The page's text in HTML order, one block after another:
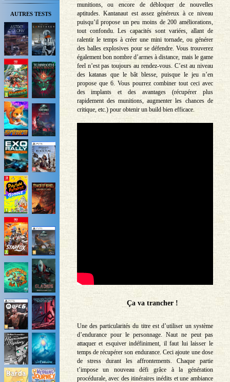
AUTRES TESTS
munitions, ou encore de débloquer de nouvelles
aptitudes. Kantanaut est assez généreux à ce niveau
puisqu’il propose un peu moins de 200 améliorations,
tout confondu. Les capacités sont variées, allant de
ralentir le temps à créer une mini tornade, ou générer
des balles explosives pour se défendre. Vous trouverez
également bon nombre d’armes à distance, mais le game
feel n’est pas toujours au rendez-vous. C’est au niveau
des katanas que le bât blesse, puisque le jeu n’en
propose que 6. Vous pourrez combiner tout ceci avec
des implants et des avantages (récupérer plus
rapidement des munitions, augmenter les chances de
critique, etc.) pour obtenir un build bien efficace.
Ça va trancher !
Une des particularités du titre est d’utiliser un système
d’endurance pour le personnage. Naut ne peut pas
attaquer et esquiver indéfiniment, il faut lui laisser le
temps de récupérer son endurance. Ceci ajoute une dose
de stress durant les affrontements. Chaque partie
t’impose un nouveau défi grâce à la génération
procédurale, avec des itinéraires inédits et une ambiance